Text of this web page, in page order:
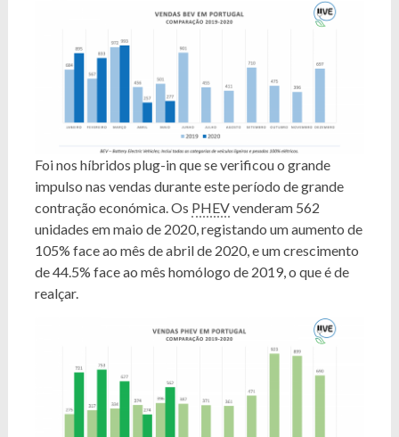
Foi nos híbridos plug-in que se verificou o grande
impulso nas vendas durante este período de grande
contração económica. Os PHEVvenderam 562
unidades em maio de 2020, registando um aumento de
105% face ao mês de abril de 2020, e um crescimento
de 44.5% face ao mês homólogo de 2019, o que é de
realçar.